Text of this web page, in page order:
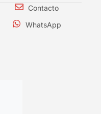
Contacto
WhatsApp